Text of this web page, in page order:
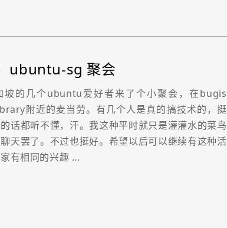
ubuntu-sg 聚会
坡的几个ubuntu爱好者来了个小聚会，在bugis
附近的麦当劳。有几个人是真的搞技术的，挺
话都听不懂，汗。我这种平时就只是灌灌水的菜鸟
天罢了。不过也挺好。希望以后可以继续有这种活
有相同的兴趣 ...